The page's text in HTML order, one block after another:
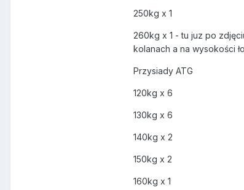
250kg x 1
260kg x 1 - tu juz po
kolanach a na wysokości
Przysiady ATG
120kg x 6
130kg x 6
140kg x 2
150kg x 2
160kg x 1